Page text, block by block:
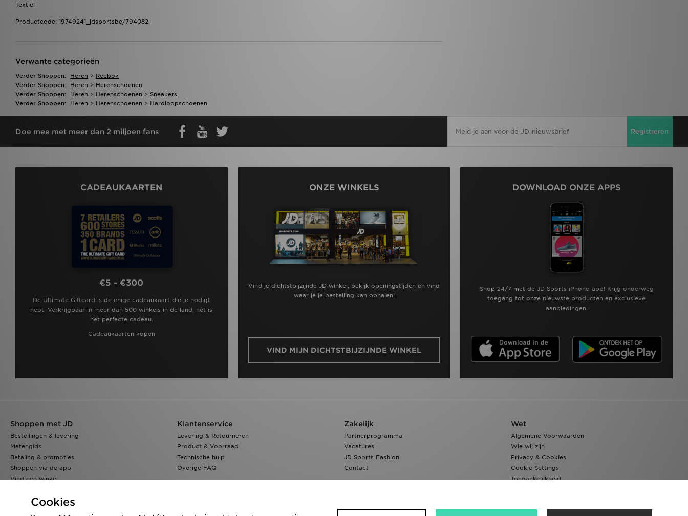
Textiel
Productcode: 19749241_jdsportsbe/794082
Verwante categorieën
Verder Shoppen: Heren > Reebok
Verder Shoppen:
Heren > Herenschoenen
Verder Shoppen:
Heren > Herenschoenen > Sneakers
Verder Shoppen:
Heren > Herenschoenen > Hardloopschoenen
Doe mee met meer dan 2 miljoen fans Registreren
CADEAUKAARTEN
€5 - €300
De Ultimate Giftcard is de enige cadeaukaart die je nodigt
hebt. Verkrijgbaar in meer dan 500 winkels in de land, het is
het perfecte cadeau.
Cadeaukaarten kopen
ONZE WINKELS
Vind je dichtstbijzijnde JD winkel, bekijk openingstijden en vind
waar je je bestelling kan ophalen!
VIND MIJN DICHTSTBIJZIJNDE WINKEL
DOWNLOAD ONZE APPS
Shop 24/7 met de JD Sports iPhone-app! Krijg onderweg
toegang tot onze nieuwste producten en exclusieve
aanbiedingen.
Shoppen met JD
Bestellingen & levering
Matengids
Betaling & promoties
Shoppen via de app
Vind een winkel
Klantenservice
Levering & Retourneren
Product & Voorraad
Technische hulp
Overige FAQ
Zakelijk
Partnerprogramma
Vacatures
JD Sports Fashion
Contact
Wet
Algemene Voorwaarden
Wie wij zijn
Privacy & Cookies
Cookie Settings
Toegankelijkheid
Cookies